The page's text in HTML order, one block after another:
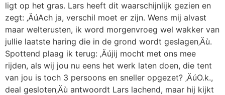
ligt op het gras. Lars heeft dit waarschijnlijk gezien en
zegt: ‚ÄúAch ja, verschil moet er zijn. Wens mij alvast
maar welterusten, ik word morgenvroeg wel wakker van
jullie laatste haring die in de grond wordt geslagen‚Äù.
Spottend plaag ik terug: ‚Äújij mocht met ons mee
rijden, als wij jou nu eens het werk laten doen, die tent
van jou is toch 3 persoons en sneller opgezet? ‚ÄúO.k.,
deal gesloten‚Äù antwoordt Lars lachend, maar hij kijkt